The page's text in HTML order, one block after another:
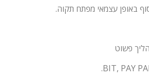
באופן עצמאי מפתח תקוה.
פשוט